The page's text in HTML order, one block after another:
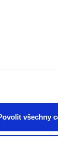
všechny
dědice, jeho